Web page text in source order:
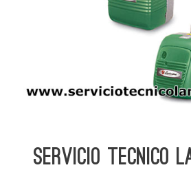
Servicio Tecnico